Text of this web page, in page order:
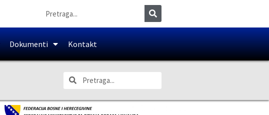
Dokumenti Kontakt